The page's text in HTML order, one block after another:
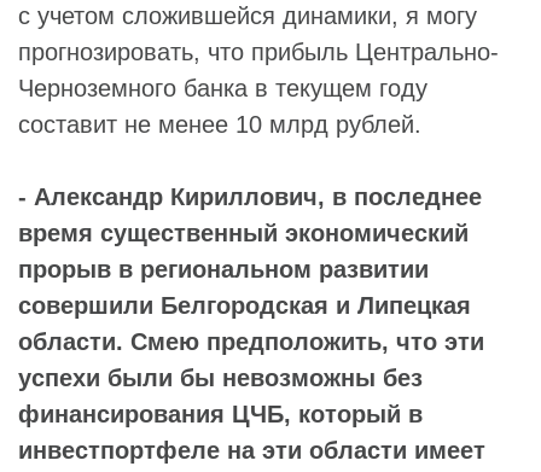
с учетом сложившейся динамики, я могу
прогнозировать, что прибыль Центрально-
Черноземного банка в текущем году
составит не менее 10 млрд рублей.
- Александр Кириллович, в последнее
время существенный экономический
прорыв в региональном развитии
совершили Белгородская и Липецкая
области. Смею предположить, что эти
успехи были бы невозможны без
финансирования ЦЧБ, который в
инвестпортфеле на эти области имеет